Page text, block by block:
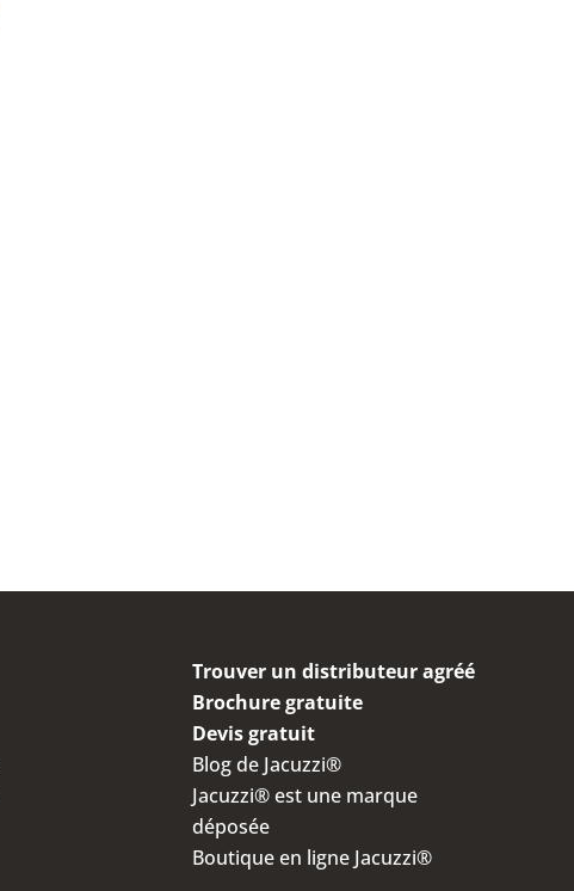
Trouver un distributeur agréé
Brochure gratuite
Devis gratuit
Blog de Jacuzzi®
Jacuzzi® est une marque
déposée
Boutique en ligne Jacuzzi®